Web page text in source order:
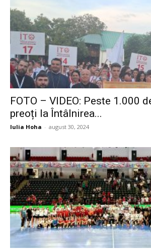
FOTO – VIDEO: Peste 1.000
preoți la Întâlnirea...
Iulia Hoha - august 30, 2024